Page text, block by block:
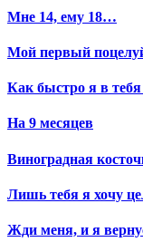
Мне 14, ему 18…
Мой первый
Как быстро я в
На 9 месяцев
Виноградная
Лишь тебя я хочу
Жди меня, и я